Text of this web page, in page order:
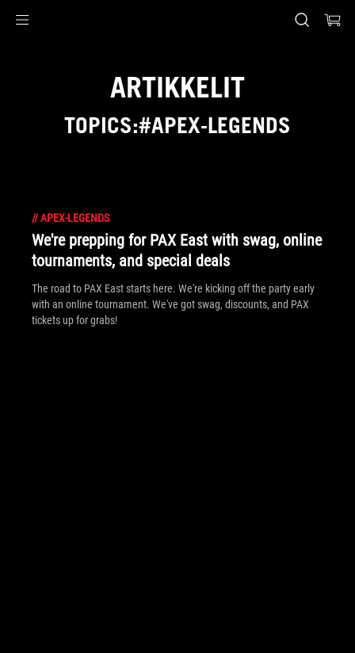
ARTIKKELIT
TOPICS:#APEX-LEGENDS
//APEX-LEGENDS
We're prepping for PAX East with swag, online
tournaments, and special deals
The road to PAX East starts here. We're kicking off the party early
with an online tournament. We've got swag, discounts, and PAX
tickets up for grabs!